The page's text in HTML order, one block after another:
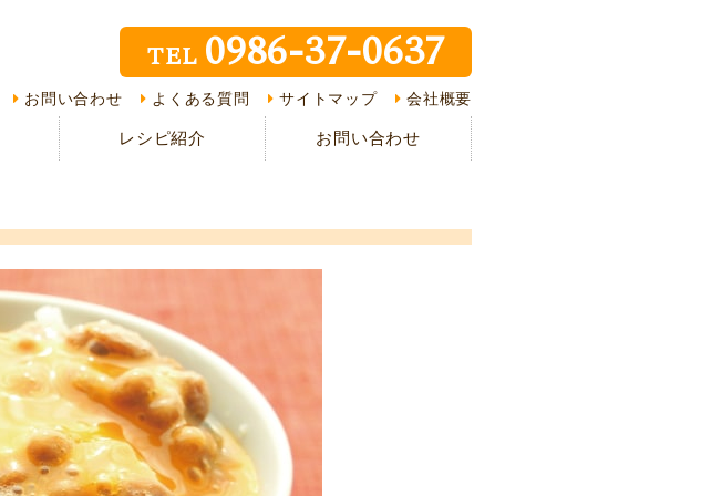
TEL 0986-37-0637
お問い合わせ よくある質問 サイトマップ 会社概要
レシピ紹介 お問い合わせ
レシピ紹介
お客様の声
取引の流れ
プライバシーポリシー